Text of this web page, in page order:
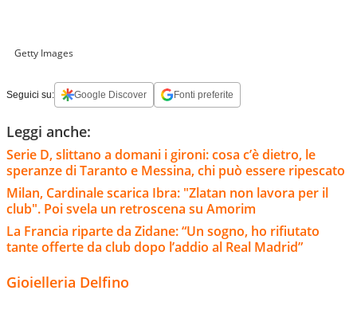
Getty Images
Seguici su: Google Discover Fonti preferite
Leggi anche:
Serie D, slittano a domani i gironi: cosa c’è dietro, le
speranze di Taranto e Messina, chi può essere ripescato
Milan, Cardinale scarica Ibra: "Zlatan non lavora per il
club". Poi svela un retroscena su Amorim
La Francia riparte da Zidane: “Un sogno, ho rifiutato
tante offerte da club dopo l’addio al Real Madrid”
Gioielleria Delfino